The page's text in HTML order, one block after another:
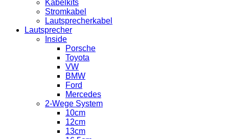
Kabelkits
Stromkabel
Lautsprecherkabel
Lautsprecher
Inside
Porsche
Toyota
VW
BMW
Ford
Mercedes
2-Wege System
10cm
12cm
13cm